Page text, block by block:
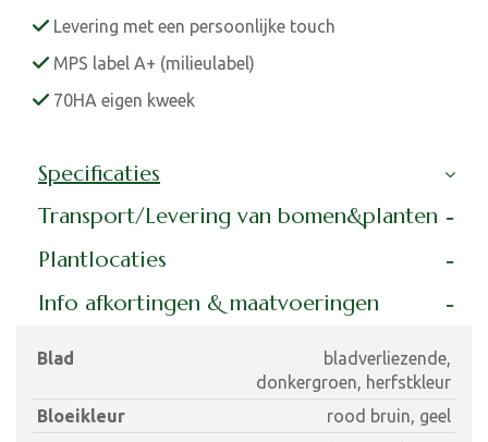
Levering met een persoonlijke touch
MPS label A+ (milieulabel)
70HA eigen kweek
Specificaties
Transport/Levering van bomen&planten
Plantlocaties
Info afkortingen & maatvoeringen
Blad
bladverliezende,
donkergroen, herfstkleur
Bloeikleur
rood bruin, geel